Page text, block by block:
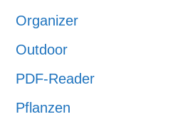
Organizer
Outdoor
PDF-Reader
Pflanzen